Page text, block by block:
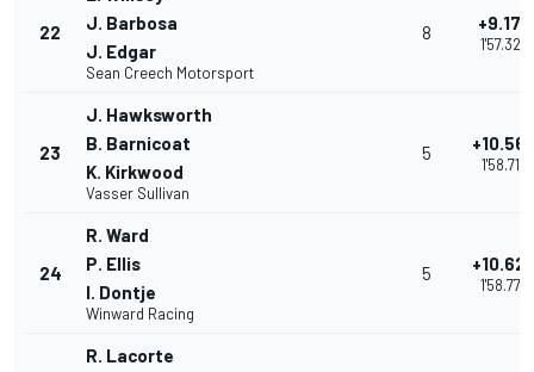
22
J. Barbosa
J. Edgar
Sean Creech Motorsport
8 +9.172
1'57.324
23
J. Hawksworth
B. Barnicoat
K. Kirkwood
Vasser Sullivan
5
1'58.714
24
R. Ward
P. Ellis
I. Dontje
Winward Racing
5
1'58.778
R. Lacorte